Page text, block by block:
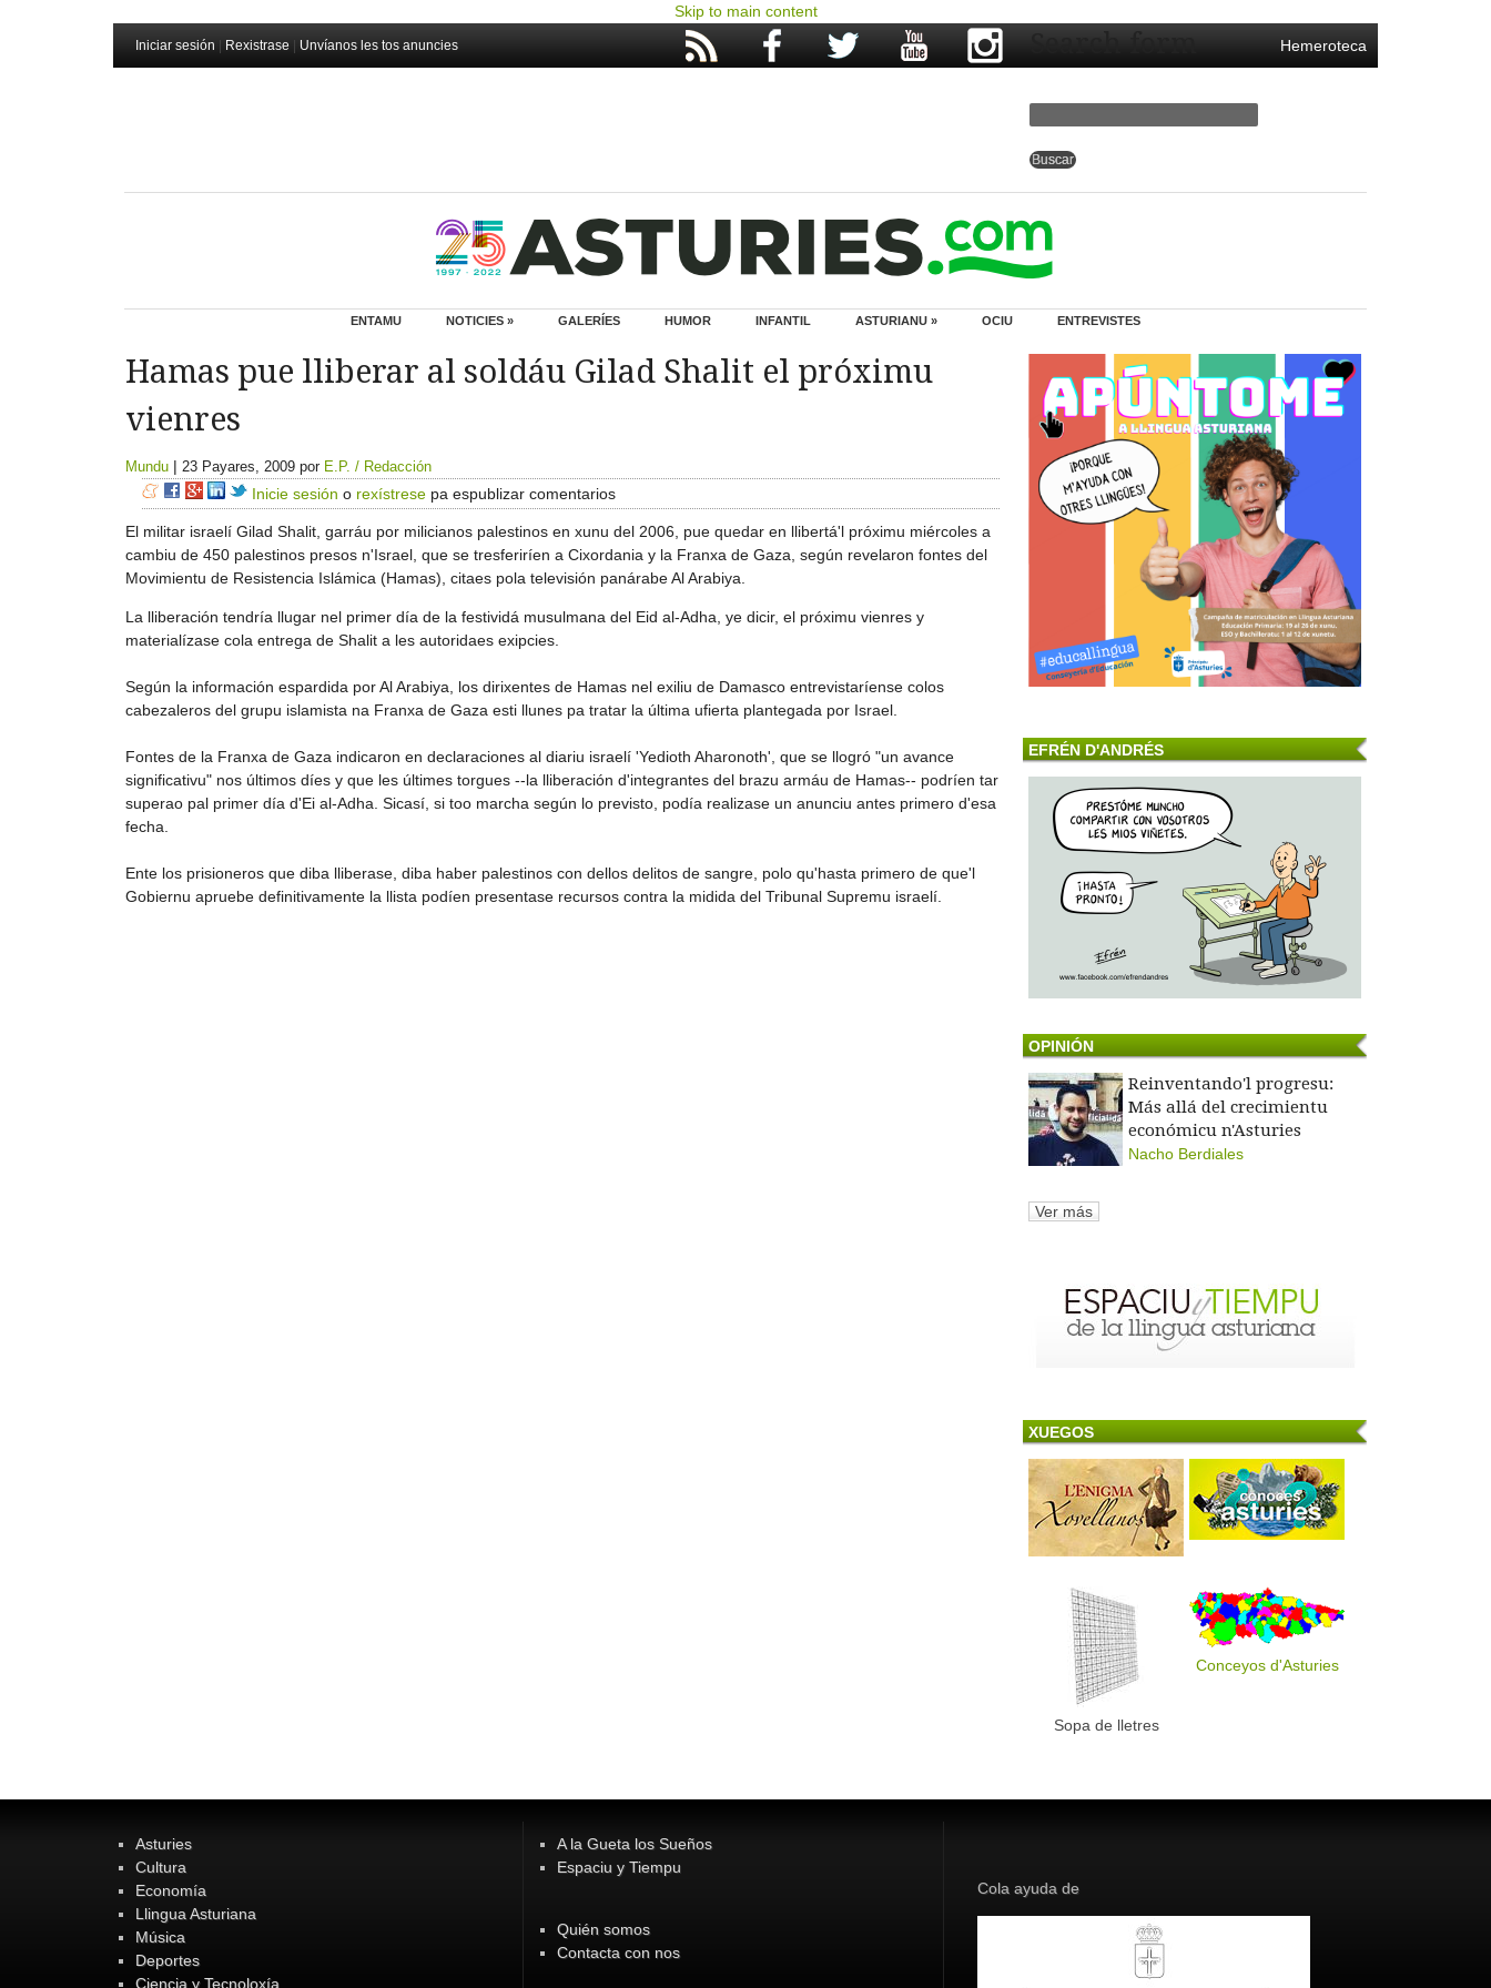
Skip to main content
Iniciar sesión Rexistrase Unvíanos les tos anuncies Hemeroteca
Search form
ENTAMU NOTICIES » GALERÍES HUMOR INFANTIL ASTURIANU » OCIU ENTREVISTES
Hamas pue lliberar al soldáu Gilad Shalit el próximu
vienres
Mundu | 23 Payares, 2009 por E.P. / Redacción
Inicie sesión o rexístrese pa espublizar comentarios
El militar israelí Gilad Shalit, garráu por milicianos palestinos en xunu del 2006, pue quedar en llibertá'l próximu miércoles a
cambiu de 450 palestinos presos n'Israel, que se tresferiríen a Cixordania y la Franxa de Gaza, según revelaron fontes del
Movimientu de Resistencia Islámica (Hamas), citaes pola televisión panárabe Al Arabiya.
La lliberación tendría llugar nel primer día de la festividá musulmana del Eid al-Adha, ye dicir, el próximu vienres y
materialízase cola entrega de Shalit a les autoridaes exipcies.
Según la información espardida por Al Arabiya, los dirixentes de Hamas nel exiliu de Damasco entrevistaríense colos
cabezaleros del grupu islamista na Franxa de Gaza esti llunes pa tratar la última ufierta plantegada por Israel.
Fontes de la Franxa de Gaza indicaron en declaraciones al diariu israelí 'Yedioth Aharonoth', que se llogró "un avance
significativu" nos últimos díes y que les últimes torgues --la lliberación d'integrantes del brazu armáu de Hamas-- podríen tar
superao pal primer día d'Ei al-Adha. Sicasí, si too marcha según lo previsto, podía realizase un anunciu antes primero d'esa
fecha.
Ente los prisioneros que diba lliberase, diba haber palestinos con dellos delitos de sangre, polo qu'hasta primero de que'l
Gobiernu apruebe definitivamente la llista podíen presentase recursos contra la midida del Tribunal Supremu israelí.
EFRÉN D'ANDRÉS
OPINIÓN
Reinventando'l progresu:
Más allá del crecimientu
económicu n'Asturies
Nacho Berdiales
Ver más
XUEGOS
Sopa de lletres
Conceyos d'Asturies
Asturies
Cultura
Economía
Llingua Asturiana
Música
Deportes
Ciencia y Tecnoloxía
A la Gueta los Sueños
Espaciu y Tiempu
Quién somos
Contacta con nos
Cola ayuda de